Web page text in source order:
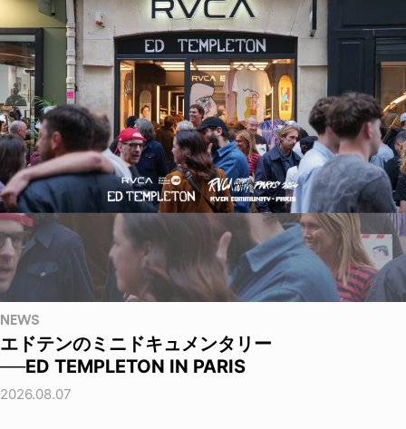
NEWS
エドテンのミニドキュメンタリー
──ED TEMPLETON IN PARIS
2026.08.07